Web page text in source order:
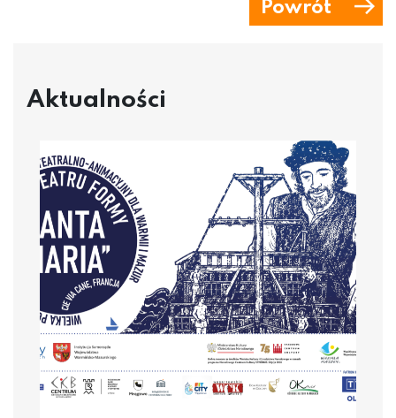
Powrót
Aktualności